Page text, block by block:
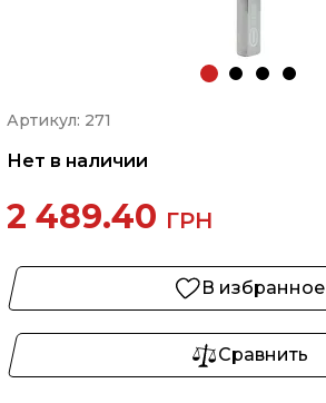
Артикул: 271
Нет в наличии
2 489.40 ГРН
В избранное
Сравнить